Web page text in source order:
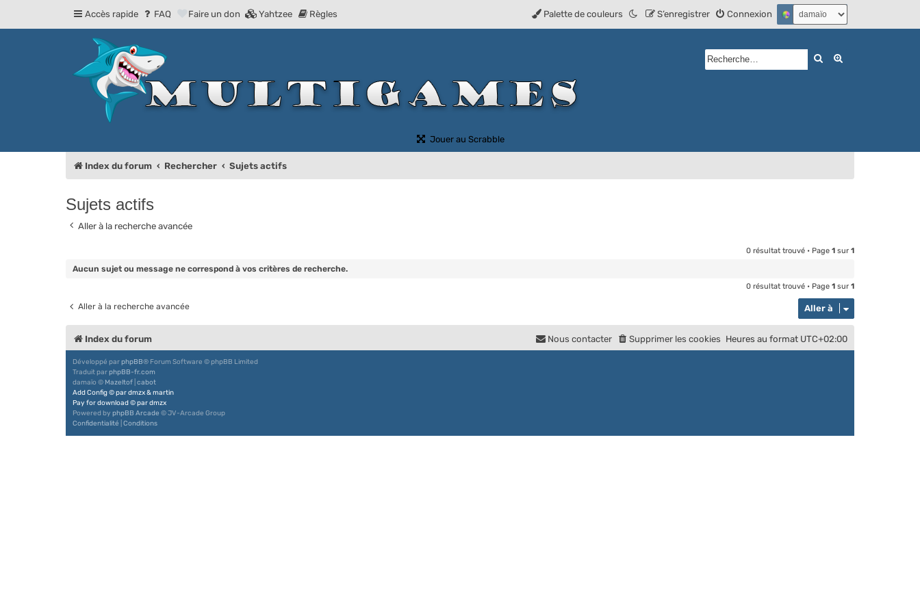
Accès rapide FAQ Faire un don Yahtzee Règles Connexion
S’enregistrer
Palette de couleurs
Rechercher
Jouer au Scrabble(Ouvre un nouvel onglet)
Index du forum Rechercher Sujets actifs
Sujets actifs
Aller à la recherche avancée
0 résultat trouvé • Page 1 sur 1
Aucun sujet ou message ne correspond à vos critères de recherche.
0 résultat trouvé • Page 1 sur 1
Aller à la recherche avancée Aller à
Index du forum Heures au format UTC+02:00
Supprimer les cookies
Nous contacter
Développé parphpBB® Forum Software © phpBB Limited
Traduit parphpBB-fr.com
damaïo © Mazeltof cabot
Add Config©pardmzx&martin
Pay for download©pardmzx
Powered by phpBB Arcade © JV-Arcade Group
Confidentialité Conditions